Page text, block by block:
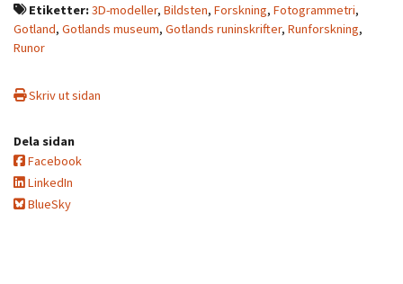
Etiketter:3D-modeller, Bildsten, Forskning, Fotogrammetri,
Gotland, Gotlands museum, Gotlands runinskrifter, Runforskning,
Runor
Skriv ut sidan
Dela sidan
Facebook
LinkedIn
BlueSky